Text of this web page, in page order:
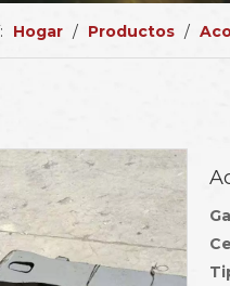
Hogar / Productos /